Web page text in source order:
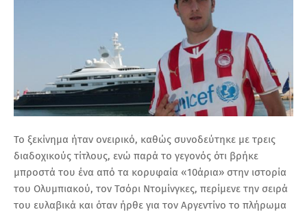
Το ξεκίνημα ήταν ονειρικό, καθώς συνοδεύτηκε με τρεις
διαδοχικούς τίτλους, ενώ παρά το γεγονός ότι βρήκε
μπροστά του ένα από τα κορυφαία «10άρια» στην ιστορία
του Ολυμπιακού, τον Τσόρι Ντομίνγκες, περίμενε την σειρά
του ευλαβικά και όταν ήρθε για τον Αργεντίνο το πλήρωμα